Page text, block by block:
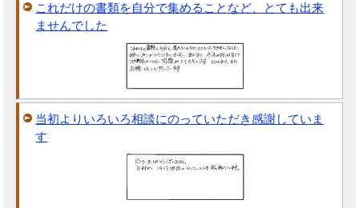
これだけの書類を自分で集めることなど、とても出来
ませんでした
当初よりいろいろ相談にのっていただき感謝していま
す